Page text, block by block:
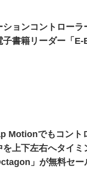
ションコントロー
子書籍リーダー「
Motionでもコント
を上下左右へタイ
」が無料セー